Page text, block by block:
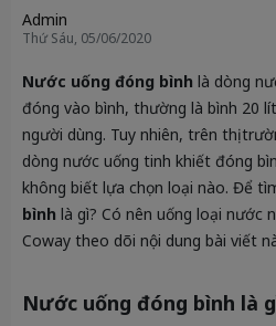
Admin
Thứ Sáu, 05/06/2020
Nước uống đóng bình là dòng
đóng vào bình, thường là bình 20
người dùng. Tuy nhiên, trên thị
dòng nước uống tinh khiết đóng
không biết lựa chọn loại nào. Để
bình là gì? Có nên uống loại nước
Coway theo dõi nội dung bài viết
Nước uống đóng bình là